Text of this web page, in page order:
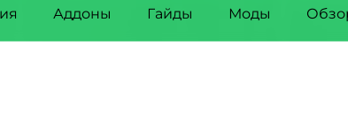
Аддоны Гайды Моды